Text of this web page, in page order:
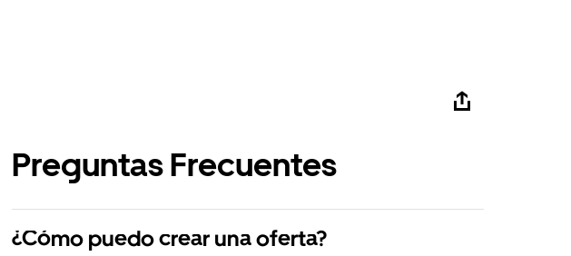
Preguntas Frecuentes
¿Cómo puedo crear una oferta?